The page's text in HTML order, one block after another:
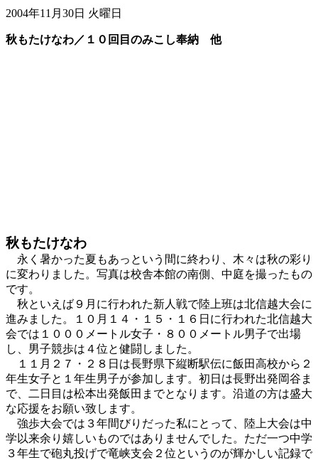
2004年11月30日 火曜日
秋もたけなわ／１０回目のみこし奉納 他
秋もたけなわ
永く暑かった夏もあっという間に終わり、木々は秋の彩り
に変わりました。写真は校舎本館の南側、中庭を撮ったもの
です。
秋といえば９月に行われた新人戦で陸上班は北信越大会に
進みました。１０月１４・１５・１６日に行われた北信越大
会では１０００メートル女子・８００メートル男子で出場
し、男子競歩は４位と健闘しました。
１１月２７・２８日は長野県下縦断駅伝に飯田高校から２
年生女子と１年生男子が参加します。初日は長野出発岡谷ま
で、二日目は松本出発飯田までとなります。沿道の方は盛大
な応援をお願い致します。
強歩大会では３年間びりだった私にとって、陸上大会は中
学以来余り嬉しいものではありませんでした。ただ一つ中学
３年生で砲丸投げで竜峡支会２位というのが輝かしい記録で